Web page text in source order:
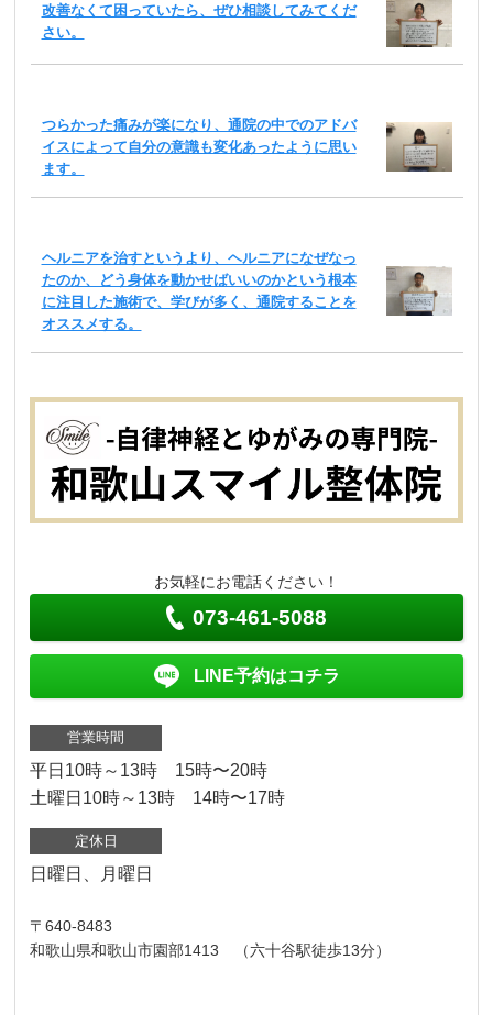
改善なくて困っていたら、ぜひ相談してみてくだ
さい。
つらかった痛みが楽になり、通院の中でのアドバ
イスによって自分の意識も変化あったように思い
ます。
ヘルニアを治すというより、ヘルニアになぜなっ
たのか、どう身体を動かせばいいのかという根本
に注目した施術で、学びが多く、通院することを
オススメする。
お気軽にお電話ください！
073-461-5088
LINE予約はコチラ
営業時間
平日10時～13時 15時〜20時
土曜日10時～13時 14時〜17時
定休日
日曜日、月曜日
〒640-8483
和歌山県和歌山市園部1413 （六十谷駅徒歩13分）